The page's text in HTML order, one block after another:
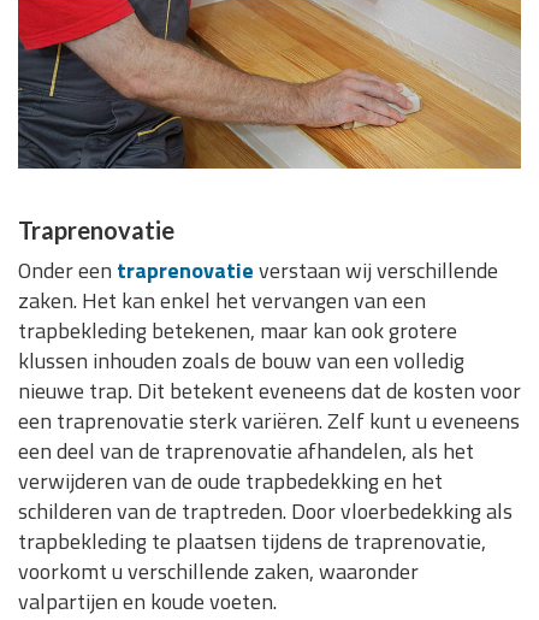
Traprenovatie
Onder een traprenovatieverstaan wij verschillende
zaken. Het kan enkel het vervangen van een
trapbekleding betekenen, maar kan ook grotere
klussen inhouden zoals de bouw van een volledig
nieuwe trap. Dit betekent eveneens dat de kosten voor
een traprenovatie sterk variëren. Zelf kunt u eveneens
een deel van de traprenovatie afhandelen, als het
verwijderen van de oude trapbedekking en het
schilderen van de traptreden. Door vloerbedekking als
trapbekleding te plaatsen tijdens de traprenovatie,
voorkomt u verschillende zaken, waaronder
valpartijen en koude voeten.